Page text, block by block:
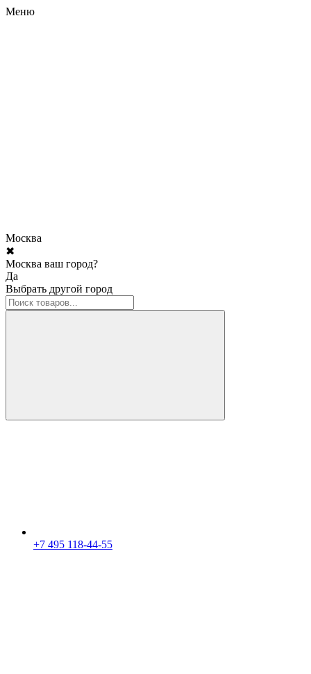
Меню
Москва
✖
Москва ваш город?
Да
Выбрать другой город
+7 495 118-44-55